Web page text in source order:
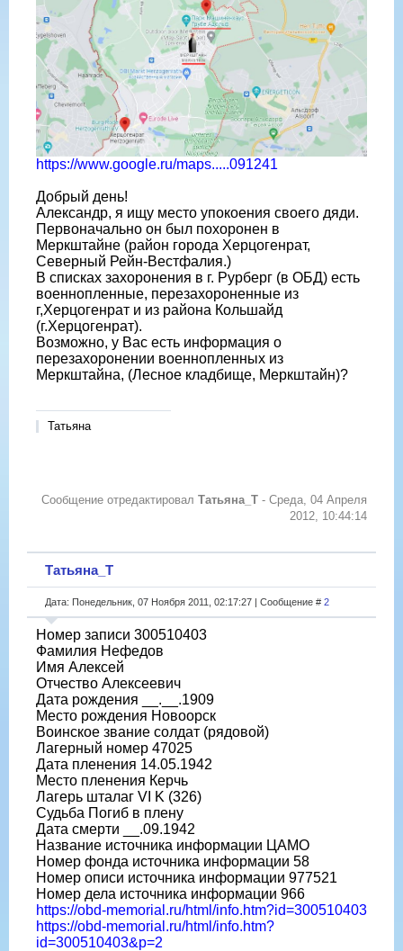
https://www.google.ru/maps.....091241
Добрый день!
Александр, я ищу место упокоения своего дяди.
Первоначально он был похоронен в
Меркштайне (район города Херцогенрат,
Северный Рейн-Вестфалия.)
В списках захоронения в г. Рурберг (в ОБД) есть
военнопленные, перезахороненные из
г,Херцогенрат и из района Кольшайд
(г.Херцогенрат).
Возможно, у Вас есть информация о
перезахоронении военнопленных из
Меркштайна, (Лесное кладбище, Меркштайн)?
Татьяна
Сообщение отредактировал Татьяна_Т - Среда, 04 Апреля
2012, 10:44:14
Татьяна_Т
Дата: Понедельник, 07 Ноября 2011, 02:17:27 | Сообщение # 2
Номер записи 300510403
Фамилия Нефедов
Имя Алексей
Отчество Алексеевич
Дата рождения __.__.1909
Место рождения Новоорск
Воинское звание солдат (рядовой)
Лагерный номер 47025
Дата пленения 14.05.1942
Место пленения Керчь
Лагерь шталаг VI K (326)
Судьба Погиб в плену
Дата смерти __.09.1942
Название источника информации ЦАМО
Номер фонда источника информации 58
Номер описи источника информации 977521
Номер дела источника информации 966
https://obd-memorial.ru/html/info.htm?id=300510403
https://obd-memorial.ru/html/info.htm?
id=300510403&p=2